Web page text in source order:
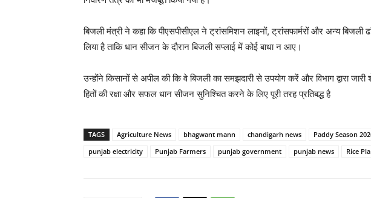
बिजली मंत्री ने कहा कि पीएसपीसीएल ने ट्रांसमिशन लाइनों, ट्रांसफार्मरों और अन्य बिजली
लिया है ताकि धान सीजन के दौरान बिजली सप्लाई में कोई बाधा न आए।
उन्होंने किसानों से अपील की कि वे बिजली का समझदारी से उपयोग करें और विभाग द्वारा
हितों की रक्षा और सफल धान सीजन सुनिश्चित करने के लिए पूरी तरह प्रतिबद्ध है
TAGS Agriculture News bhagwant mann chandigarh news Paddy Season
punjab electricity
Punjab Farmers punjab government punjab news Rice